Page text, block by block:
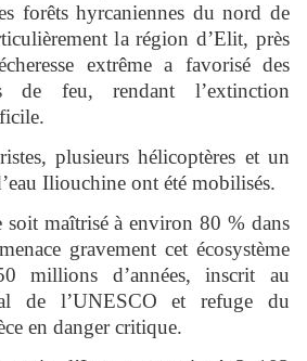
forêts hyrcaniennes du nord de
la région d’Elit, près
extrême a favorisé des
de feu, rendant l’extinction
plusieurs hélicoptères et un
Iliouchine ont été mobilisés.
soit maîtrisé à environ 80 % dans
gravement cet écosystème
millions d’années, inscrit au
de l’UNESCO et refuge du
en danger critique.